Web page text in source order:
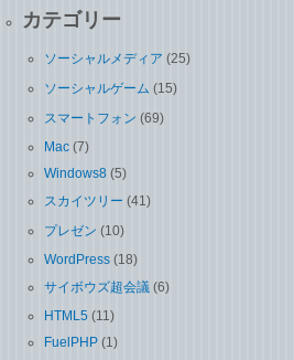
カテゴリー
ソーシャルメディア (25)
ソーシャルゲーム (15)
スマートフォン (69)
Mac (7)
Windows8 (5)
スカイツリー (41)
プレゼン (10)
WordPress (18)
サイボウズ超会議 (6)
HTML5 (11)
FuelPHP (1)